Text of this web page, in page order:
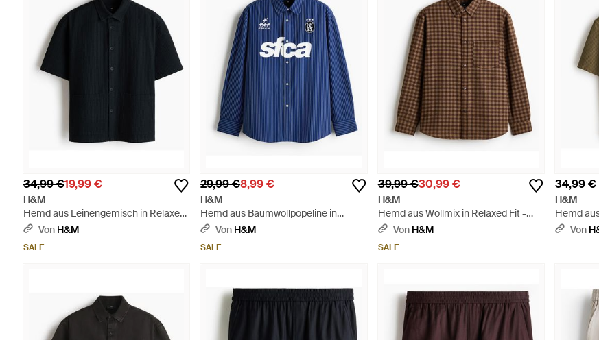
34,99 €19,99 €
H&M
Hemd aus Leinengemisch in Relaxed
Fit - Schwarz
Von H&M
SALE
29,99 €8,99 €
H&M
Hemd aus Baumwollpopeline in
Relaxed Fit - Blau
Von H&M
SALE
39,99 €30,99 €
H&M
Hemd aus Wollmix in Relaxed Fit -
Braun
Von H&M
SALE
34,99 €
H&M
Hemd
Fit - Grün
Von